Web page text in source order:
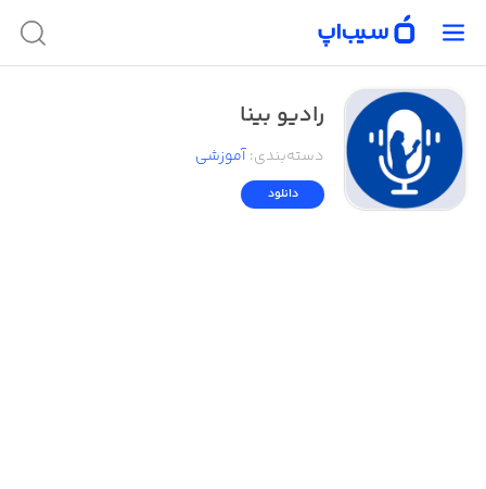
رادیو بینا
دسته‌بندی:آموزشی
دانلود